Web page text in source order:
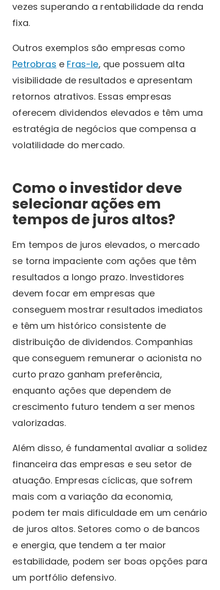
vezes superando a rentabilidade da renda
fixa.
Outros exemplos são empresas como
Petrobras e Fras-le, que possuem alta
visibilidade de resultados e apresentam
retornos atrativos. Essas empresas
oferecem dividendos elevados e têm uma
estratégia de negócios que compensa a
volatilidade do mercado.
Como o investidor deve
selecionar ações em
tempos de juros altos?
Em tempos de juros elevados, o mercado
se torna impaciente com ações que têm
resultados a longo prazo. Investidores
devem focar em empresas que
conseguem mostrar resultados imediatos
e têm um histórico consistente de
distribuição de dividendos. Companhias
que conseguem remunerar o acionista no
curto prazo ganham preferência,
enquanto ações que dependem de
crescimento futuro tendem a ser menos
valorizadas.
Além disso, é fundamental avaliar a solidez
financeira das empresas e seu setor de
atuação. Empresas cíclicas, que sofrem
mais com a variação da economia,
podem ter mais dificuldade em um cenário
de juros altos. Setores como o de bancos
e energia, que tendem a ter maior
estabilidade, podem ser boas opções para
um portfólio defensivo.